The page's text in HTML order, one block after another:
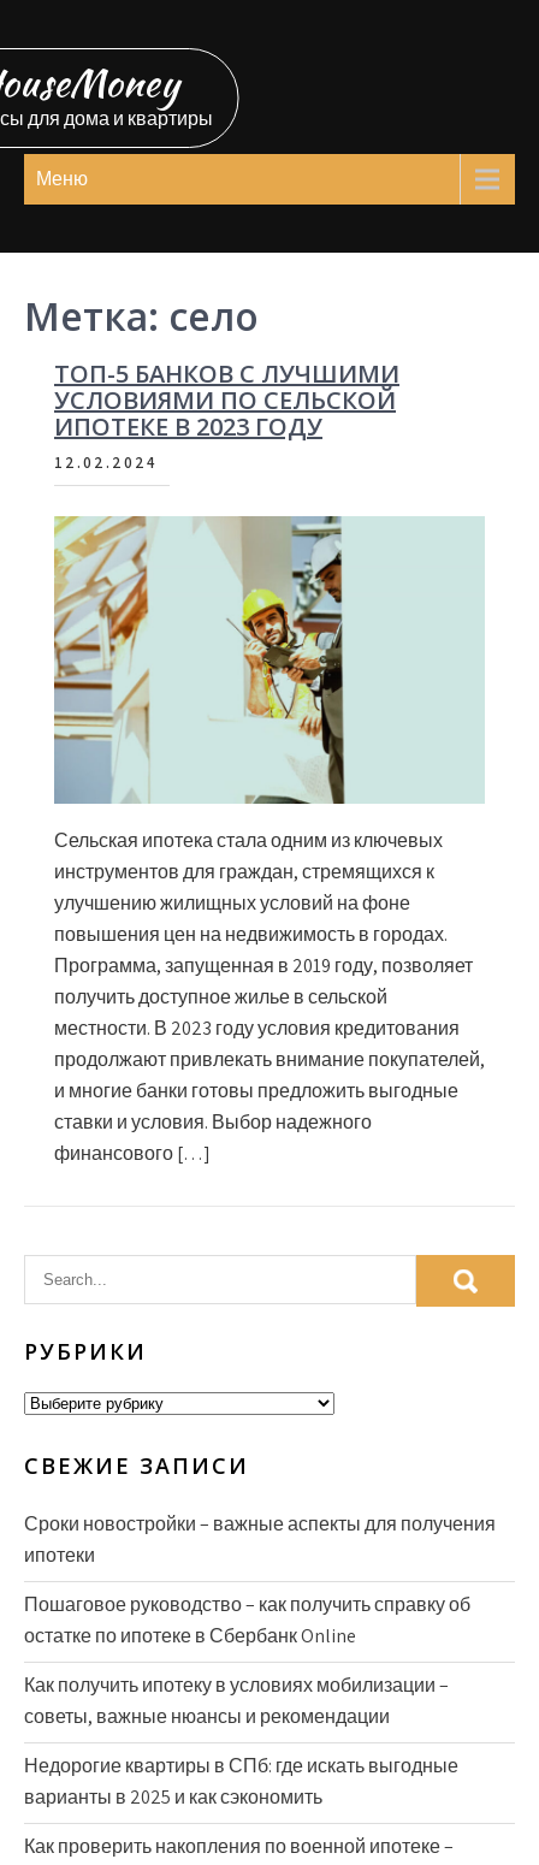
к
содержимому
для дома и квартиры
Меню
Метка: село
ТОП-5 БАНКОВ С ЛУЧШИМИ
УСЛОВИЯМИ ПО СЕЛЬСКОЙ
ИПОТЕКЕ В 2023 ГОДУ
12.02.2024
Сельская ипотека стала одним из ключевых
инструментов для граждан, стремящихся к
улучшению жилищных условий на фоне
повышения цен на недвижимость в городах.
Программа, запущенная в 2019 году, позволяет
получить доступное жилье в сельской
местности. В 2023 году условия кредитования
продолжают привлекать внимание покупателей,
и многие банки готовы предложить выгодные
ставки и условия. Выбор надежного
финансового […]
РУБРИКИ
Рубрики
СВЕЖИЕ ЗАПИСИ
Сроки новостройки – важные аспекты для получения
ипотеки
Пошаговое руководство – как получить справку об
остатке по ипотеке в Сбербанк Online
Как получить ипотеку в условиях мобилизации –
советы, важные нюансы и рекомендации
Недорогие квартиры в СПб: где искать выгодные
варианты в 2025 и как сэкономить
Как проверить накопления по военной ипотеке –